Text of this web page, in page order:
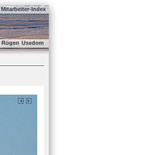
Mitarbeiter-Index
Rügen Usedom